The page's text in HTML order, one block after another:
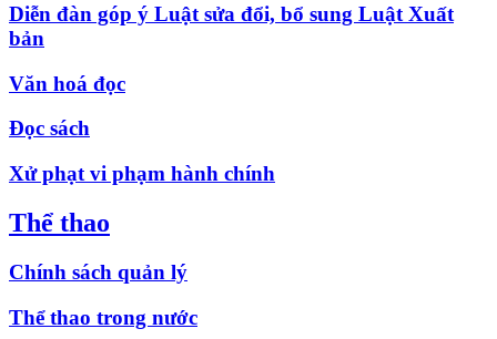
Diễn đàn góp ý Luật sửa đổi, bổ sung Luật Xuất
bản
Văn hoá đọc
Đọc sách
Xử phạt vi phạm hành chính
Thể thao
Chính sách quản lý
Thể thao trong nước